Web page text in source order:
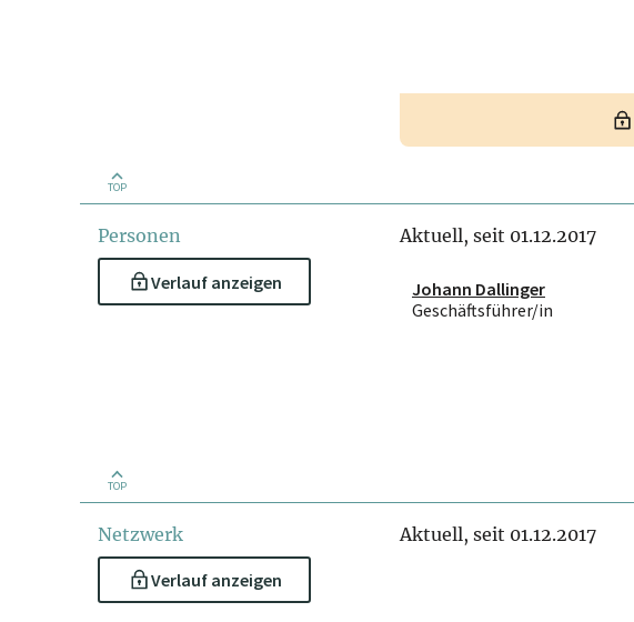
TOP
Personen
Verlauf anzeigen
Aktuell, seit 01.12.2017
Johann Dallinger
Geschäftsführer/in
TOP
Netzwerk
Verlauf anzeigen
Aktuell, seit 01.12.2017